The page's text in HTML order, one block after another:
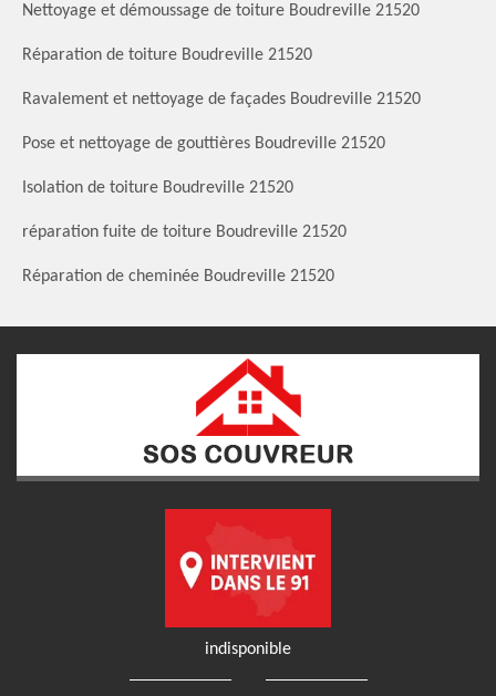
Nettoyage et démoussage de toiture Boudreville 21520
Réparation de toiture Boudreville 21520
Ravalement et nettoyage de façades Boudreville 21520
Pose et nettoyage de gouttières Boudreville 21520
Isolation de toiture Boudreville 21520
réparation fuite de toiture Boudreville 21520
Réparation de cheminée Boudreville 21520
indisponible